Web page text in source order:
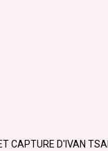
CAPTURE D'IVAN